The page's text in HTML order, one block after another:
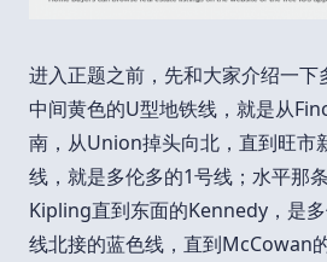
进入正题之前，先和大家介绍一下
中间黄色的U型地铁线，就是从
南，从Union掉头向北，直到旺市
线，就是多伦多的1号线；水平那
Kipling直到东面的Kennedy，是
线北接的蓝色线，直到McCowan